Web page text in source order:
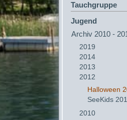
Tauchgruppe
Jugend
Archiv 2010 -
2019
2014
2013
2012
Halloween
SeeKids
2010